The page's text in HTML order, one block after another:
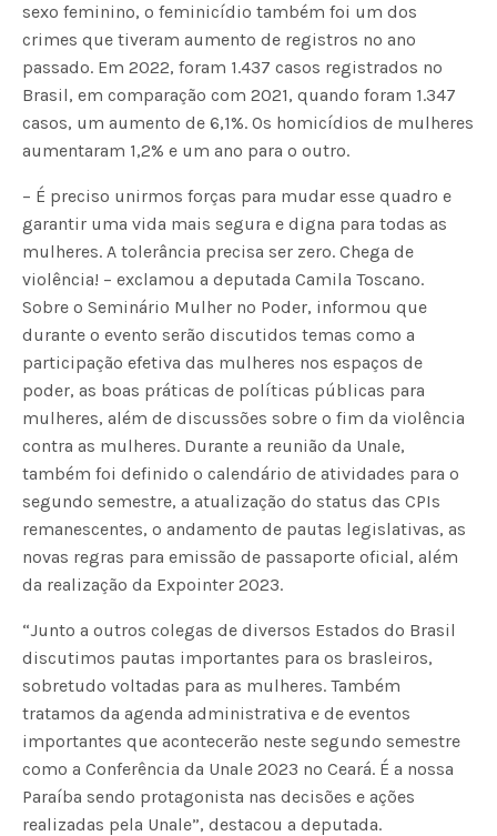
sexo feminino, o feminicídio também foi um dos
crimes que tiveram aumento de registros no ano
passado. Em 2022, foram 1.437 casos registrados no
Brasil, em comparação com 2021, quando foram 1.347
casos, um aumento de 6,1%. Os homicídios de mulheres
aumentaram 1,2% e um ano para o outro.
– É preciso unirmos forças para mudar esse quadro e
garantir uma vida mais segura e digna para todas as
mulheres. A tolerância precisa ser zero. Chega de
violência! – exclamou a deputada Camila Toscano.
Sobre o Seminário Mulher no Poder, informou que
durante o evento serão discutidos temas como a
participação efetiva das mulheres nos espaços de
poder, as boas práticas de políticas públicas para
mulheres, além de discussões sobre o fim da violência
contra as mulheres. Durante a reunião da Unale,
também foi definido o calendário de atividades para o
segundo semestre, a atualização do status das CPIs
remanescentes, o andamento de pautas legislativas, as
novas regras para emissão de passaporte oficial, além
da realização da Expointer 2023.
“Junto a outros colegas de diversos Estados do Brasil
discutimos pautas importantes para os brasleiros,
sobretudo voltadas para as mulheres. Também
tratamos da agenda administrativa e de eventos
importantes que acontecerão neste segundo semestre
como a Conferência da Unale 2023 no Ceará. É a nossa
Paraíba sendo protagonista nas decisões e ações
realizadas pela Unale”, destacou a deputada.